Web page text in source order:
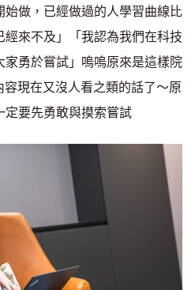
做，已經做過的人學習曲線比
來不及」「我認為我們在科技
勇於嘗試」嗚嗚原來是這樣院
現在又沒人看之類的話了～原
定要先勇敢與摸索嘗試